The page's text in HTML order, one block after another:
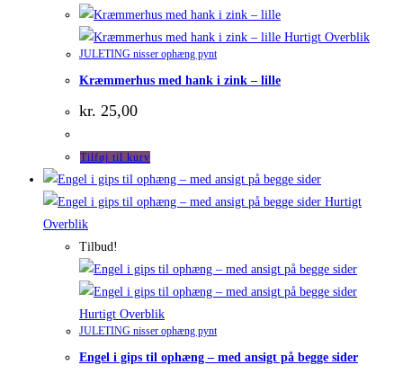
Hurtigt Overblik
JULETING nisser ophæng pynt
Kræmmerhus med hank i zink – lille
kr. 25,00
Tilføj til kurv
Hurtigt
Overblik
Tilbud!
Hurtigt Overblik
JULETING nisser ophæng pynt
Engel i gips til ophæng – med ansigt på begge sider